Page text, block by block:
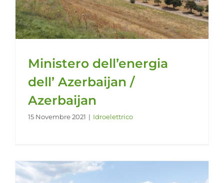
Ministero dell’energia
dell’ Azerbaijan /
Azerbaijan
15 Novembre 2021 | Idroelettrico